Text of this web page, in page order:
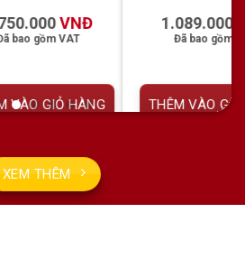
0trên 5
0
đánh giá
968.000
Đã bao gồm VAT
THÊM VÀO GIỎ HÀNG
XEM THÊM